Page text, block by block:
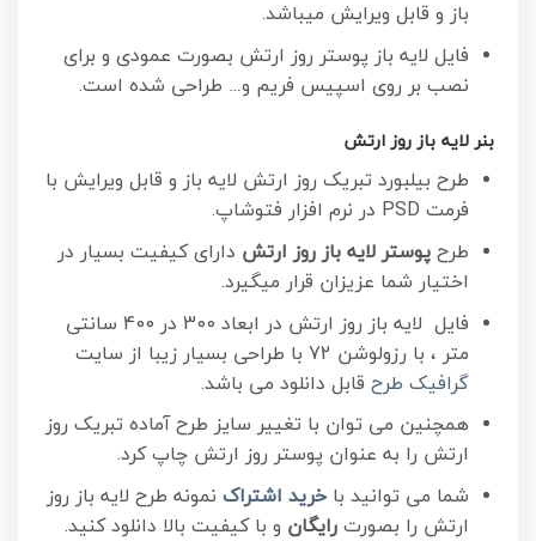
باز و قابل ویرایش میباشد.
فایل لایه باز پوستر روز ارتش بصورت عمودی و برای
نصب بر روی اسپیس فریم و… طراحی شده است.
بنر لایه باز روز ارتش
طرح بیلبورد تبریک روز ارتش لایه باز و قابل ویرایش با
فرمت PSD در نرم افزار فتوشاپ.
طرح پوستر لایه باز روز ارتش دارای کیفیت بسیار در
اختیار شما عزیزان قرار میگیرد.
فایل لایه باز روز ارتش در ابعاد 300 در 400 سانتی
متر ، با رزولوشن 72 با طراحی بسیار زیبا از سایت
گرافیک طرحقابل دانلود می باشد.
همچنین می توان با تغییر سایز طرح آماده تبریک روز
ارتش را به عنوان پوستر روز ارتش چاپ کرد.
شما می توانید با خرید اشتراکنمونه طرح لایه باز روز
ارتش را بصورت رایگان و با کیفیت بالا دانلود کنید.